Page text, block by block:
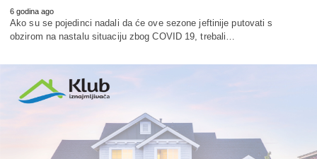
6 godina ago
Ako su se pojedinci nadali da će ove sezone jeftinije putovati s
obzirom na nastalu situaciju zbog COVID 19, trebali…